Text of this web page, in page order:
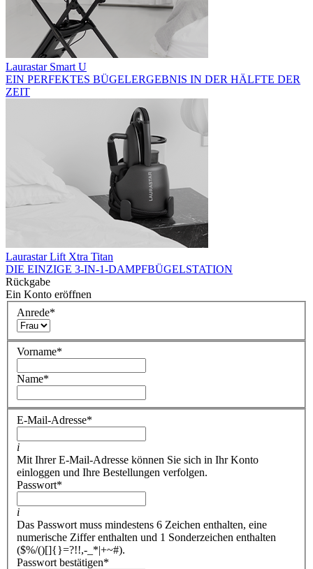
Laurastar Smart U
EIN PERFEKTES BÜGELERGEBNIS IN DER HÄLFTE DER
ZEIT
Laurastar Lift Xtra Titan
DIE EINZIGE 3-IN-1-DAMPFBÜGELSTATION
Rückgabe
Ein Konto eröffnen
Anrede*
Vorname*
Name*
E-Mail-Adresse*
i
Mit Ihrer E-Mail-Adresse können Sie sich in Ihr Konto
einloggen und Ihre Bestellungen verfolgen.
Passwort*
i
Das Passwort muss mindestens 6 Zeichen enthalten, eine
numerische Ziffer enthalten und 1 Sonderzeichen enthalten
($%/()[]{}=?!!,-_*|+~#).
Passwort bestätigen*